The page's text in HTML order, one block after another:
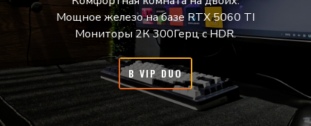
Мощное железо на базе RTX 5060 TI
Мониторы 2К 300Герц с HDR.
В VIP DUO